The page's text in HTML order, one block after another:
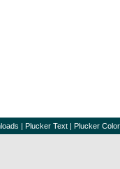
| Plucker Text | Plucker Color